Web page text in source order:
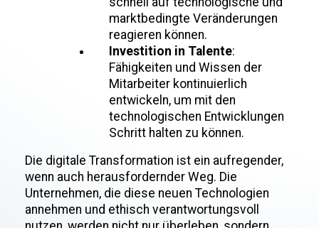
marktbedingte Veränderungen
reagieren können.
Investition in Talente:
Fähigkeiten und Wissen der
Mitarbeiter kontinuierlich
entwickeln, um mit den
technologischen Entwicklungen
Schritt halten zu können.
Die digitale Transformation ist ein aufregender,
wenn auch herausfordernder Weg. Die
Unternehmen, die diese neuen Technologien
annehmen und ethisch verantwortungsvoll